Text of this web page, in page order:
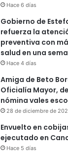
Hace 6 días
Gobierno de
refuerza la
preventiva con
salud en una
Hace 4 días
Amiga de Beto
Oficialía Mayor,
nómina vales
28 de diciembre de
Envuelto en
ejecutado en
Hace 5 días